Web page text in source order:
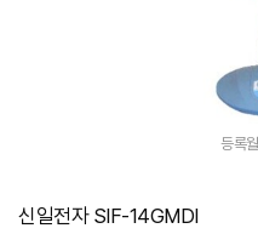
등록
신일전자 SIF-14GMDI